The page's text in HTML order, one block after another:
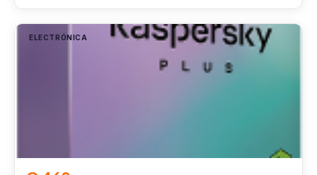
ELECTRÓNICA